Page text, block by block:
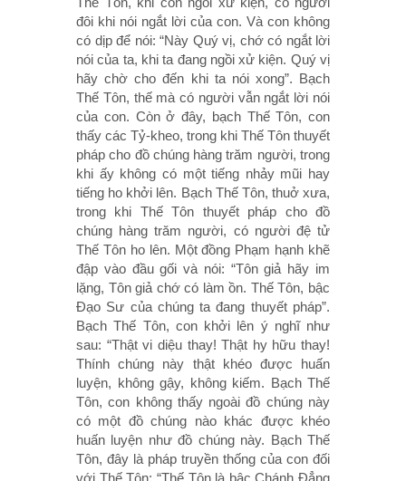
đôi khi nói ngắt lời của con. Và con không
có dịp để nói: “Này Quý vị, chớ có ngắt lời
nói của ta, khi ta đang ngồi xử kiện. Quý vị
hãy chờ cho đến khi ta nói xong”. Bạch
Thế Tôn, thế mà có người vẫn ngắt lời nói
của con. Còn ở đây, bạch Thế Tôn, con
thấy các Tỷ-kheo, trong khi Thế Tôn thuyết
pháp cho đồ chúng hàng trăm người, trong
khi ấy không có một tiếng nhảy mũi hay
tiếng ho khởi lên. Bạch Thế Tôn, thuở xưa,
trong khi Thế Tôn thuyết pháp cho đồ
chúng hàng trăm người, có người đệ tử
Thế Tôn ho lên. Một đồng Phạm hạnh khẽ
đập vào đầu gối và nói: “Tôn giả hãy im
lặng, Tôn giả chớ có làm ồn. Thế Tôn, bậc
Ðạo Sư của chúng ta đang thuyết pháp”.
Bạch Thế Tôn, con khởi lên ý nghĩ như
sau: “Thật vi diệu thay! Thật hy hữu thay!
Thính chúng này thật khéo được huấn
luyện, không gậy, không kiếm. Bạch Thế
Tôn, con không thấy ngoài đồ chúng này
có một đồ chúng nào khác được khéo
huấn luyện như đồ chúng này. Bạch Thế
Tôn, đây là pháp truyền thống của con đối
với Thế Tôn: “Thế Tôn là bậc Chánh Ðẳng